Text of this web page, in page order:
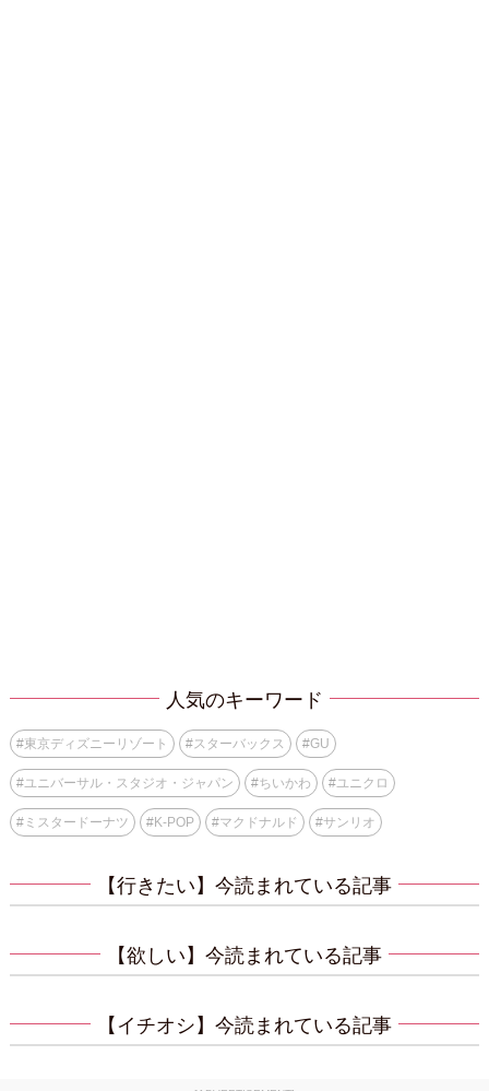
人気のキーワード
#東京ディズニーリゾート #スターバックス #GU
#ユニバーサル・スタジオ・ジャパン #ちいかわ #ユニクロ
#ミスタードーナツ #K-POP #マクドナルド #サンリオ
【行きたい】今読まれている記事
【欲しい】今読まれている記事
【イチオシ】今読まれている記事